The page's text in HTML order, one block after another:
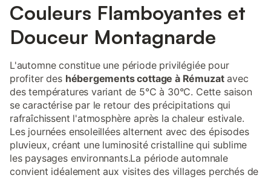
Couleurs Flamboyantes et
Douceur Montagnarde
L'automne constitue une période privilégiée pour
profiter des hébergements cottage à Rémuzatavec
des températures variant de 5°C à 30°C. Cette saison
se caractérise par le retour des précipitations qui
rafraîchissent l'atmosphère après la chaleur estivale.
Les journées ensoleillées alternent avec des épisodes
pluvieux, créant une luminosité cristalline qui sublime
les paysages environnants.La période automnale
convient idéalement aux visites des villages perchés de